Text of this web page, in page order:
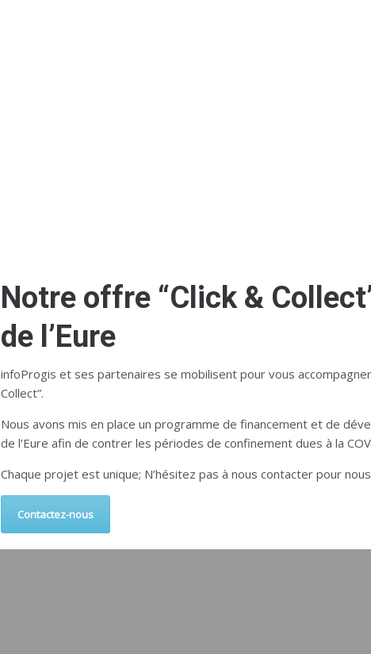
Notre offre “Click &
de l’Eure
infoProgis et ses partenaires se mobilisent pour vous
Collect”.
Nous avons mis en place un programme de financement et de
de l’Eure afin de contrer les périodes de confinement dues à la
Chaque projet est unique; N’hésitez pas à nous contacter pour
Contactez-nous